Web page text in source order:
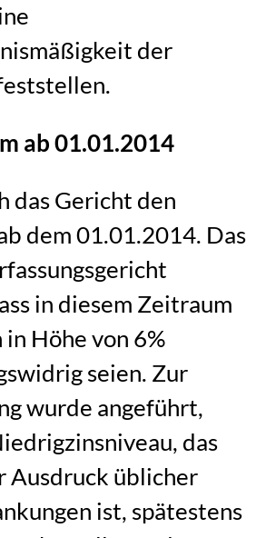
der
ab 01.01.2014
das Gericht den
dem 01.01.2014. Das
in diesem Zeitraum
Höhe von 6%
seien. Zur
wurde angeführt,
das
Ausdruck üblicher
ist, spätestens